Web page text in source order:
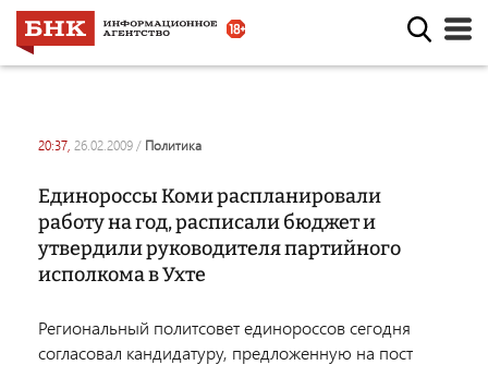
20:37, 26.02.2009 / политика
Единороссы Коми распланировали
работу на год, расписали бюджет и
утвердили руководителя партийного
исполкома в Ухте
Региональный политсовет единороссов сегодня
согласовал кандидатуру, предложенную на пост